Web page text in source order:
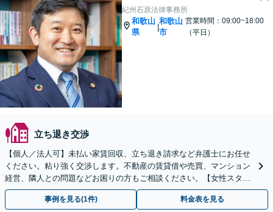
紀州石原法律事務所
和歌山
県
|
和歌山
市
営業時間：09:00~18:00
（平日）
立ち退き交渉
【個人／法人可】未払い家賃回収、立ち退き請求など弁護士にお任せ
ください。粘り強く交渉します。不動産の賃貸借や売買、マンション
経営、隣人との問題などお困りの方もご相談ください。【女性スタッ
フ在籍】
事例を見る(1件) 料金表を見る